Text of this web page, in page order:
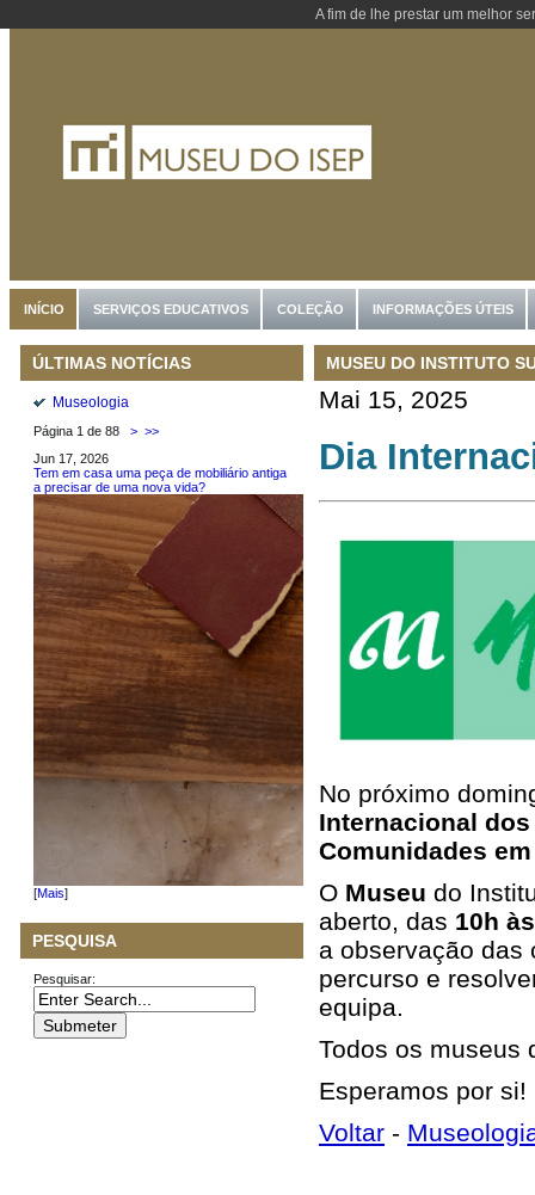
A fim de lhe prestar um melhor
INÍCIO SERVIÇOS EDUCATIVOS COLEÇÃO INFORMAÇÕES ÚTEIS
ÚLTIMAS NOTÍCIAS
Museologia
Página 1 de 88 > >>
Jun 17, 2026
Tem em casa uma peça de mobiliário antiga
a precisar de uma nova vida?
[Mais]
PESQUISA
Pesquisar:
MUSEU DO INSTITUTO
Mai 15, 2025
Dia
No próximo
Internacional
Comunidades
O Museu do
aberto, das 10h
a observação das
percurso e
equipa.
Todos os museus
Esperamos por si!
Voltar -